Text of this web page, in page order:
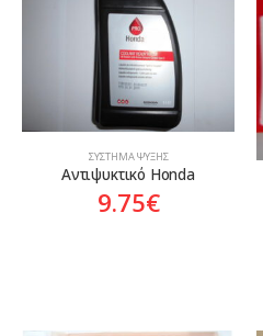
ΣΎΣΤΗΜΑ ΨΎΞΗΣ
Αντιψυκτικό Honda
9.75€